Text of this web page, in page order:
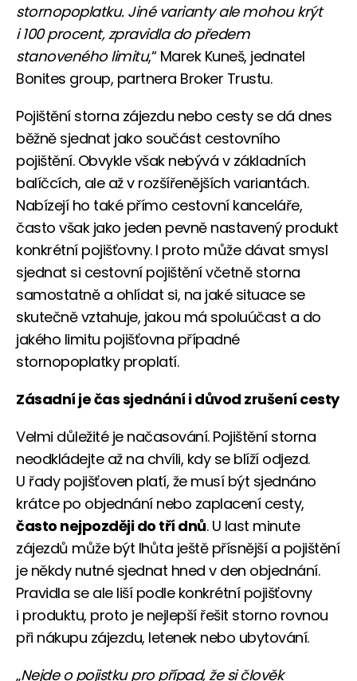
stornopoplatku. Jiné varianty ale mohou krýt
i 100 procent, zpravidla do předem
stanoveného limitu,“ Marek Kuneš, jednatel
Bonites group, partnera Broker Trustu.
Pojištění storna zájezdu nebo cesty se dá dnes
běžně sjednat jako součást cestovního
pojištění. Obvykle však nebývá v základních
balíčcích, ale až v rozšířenějších variantách.
Nabízejí ho také přímo cestovní kanceláře,
často však jako jeden pevně nastavený produkt
konkrétní pojišťovny. I proto může dávat smysl
sjednat si cestovní pojištění včetně storna
samostatně a ohlídat si, na jaké situace se
skutečně vztahuje, jakou má spoluúčast a do
jakého limitu pojišťovna případné
stornopoplatky proplatí.
Zásadní je čas sjednání i důvod zrušení cesty
Velmi důležité je načasování. Pojištění storna
neodkládejte až na chvíli, kdy se blíží odjezd.
U řady pojišťoven platí, že musí být sjednáno
krátce po objednání nebo zaplacení cesty,
často nejpozději do tří dnů. U last minute
zájezdů může být lhůta ještě přísnější a pojištění
je někdy nutné sjednat hned v den objednání.
Pravidla se ale liší podle konkrétní pojišťovny
i produktu, proto je nejlepší řešit storno rovnou
při nákupu zájezdu, letenek nebo ubytování.
„Nejde o pojistku pro případ, že si člověk